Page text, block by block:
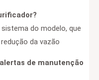
do modelo, que
da vazão
de manutenção